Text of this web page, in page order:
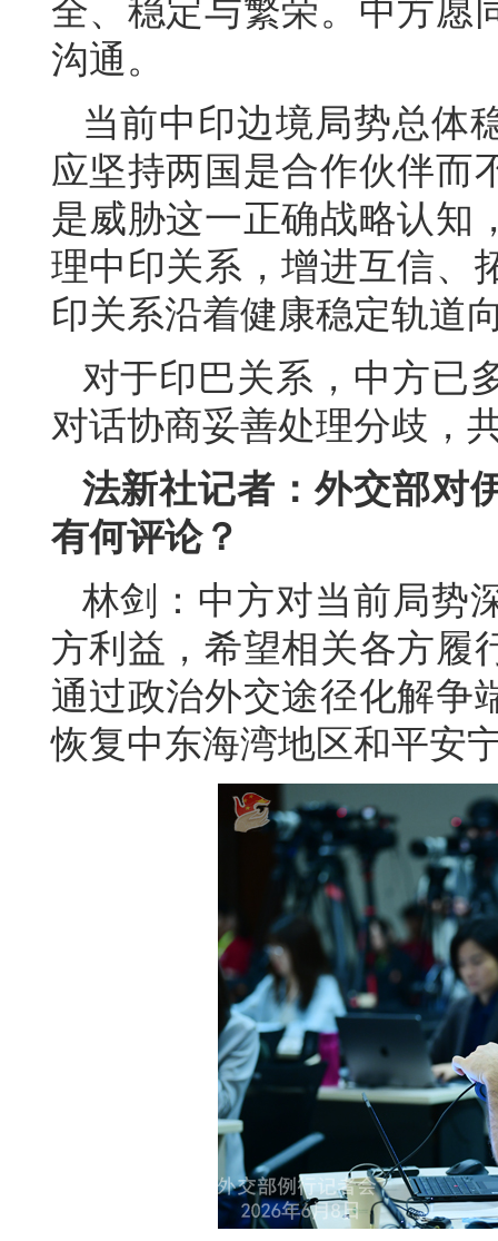
全、稳定与繁荣。中方愿
沟通。
当前中印边境局势总体
应坚持两国是合作伙伴而
是威胁这一正确战略认知
理中印关系，增进互信、
印关系沿着健康稳定轨道
对于印巴关系，中方已
对话协商妥善处理分歧，
法新社记者：外交部对
有何评论？
林剑：中方对当前局势
方利益，希望相关各方履
通过政治外交途径化解争
恢复中东海湾地区和平安